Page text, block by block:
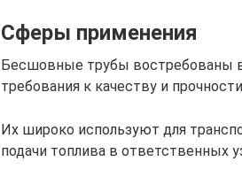
Сферы применения
Бесшовные трубы востребованы
требования к качеству и
Их широко используют для
подачи топлива в ответственных